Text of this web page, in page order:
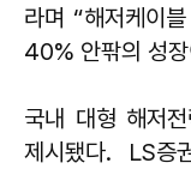
라며 “해저케이
40% 안팎의 성
국내 대형 해저
제시됐다. LS증